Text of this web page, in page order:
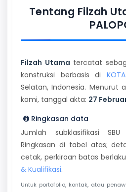
Tentang Filzah
Filzah Utama tercatat
konstruksi berbasis di
Selatan, Indonesia. Menurut
kami, tanggal akta: 27
Ringkasan data
Jumlah subklasifikasi
Ringkasan di tabel atas;
cetak, perkiraan batas
& Kualifikasi.
Untuk portofolio, kontak, atau